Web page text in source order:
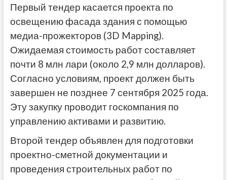
Первый тендер касается проекта по
освещению фасада здания с помощью
медиа-прожекторов (3D Mapping).
Ожидаемая стоимость работ составляет
почти 8 млн лари (около 2,9 млн долларов).
Согласно условиям, проект должен быть
завершен не позднее 7 сентября 2025 года.
Эту закупку проводит госкомпания по
управлению активами и развитию.
Второй тендер объявлен для подготовки
проектно-сметной документации и
проведения строительных работ по